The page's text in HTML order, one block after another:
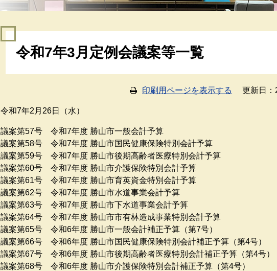
令和7年3月定例会議案等一覧
印刷用ページを表示する 更新日
令和7年2月26日（水）
議案第57号 令和7年度 勝山市一般会計予算
議案第58号 令和7年度 勝山市国民健康保険特別会計予算
議案第59号 令和7年度 勝山市後期高齢者医療特別会計予算
議案第60号 令和7年度 勝山市介護保険特別会計予算
議案第61号 令和7年度 勝山市育英資金特別会計予算
議案第62号 令和7年度 勝山市水道事業会計予算
議案第63号 令和7年度 勝山市下水道事業会計予算
議案第64号 令和7年度 勝山市市有林造成事業特別会計予算
議案第65号 令和6年度 勝山市一般会計補正予算（第7号）
議案第66号 令和6年度 勝山市国民健康保険特別会計補正予算（第4号）
議案第67号 令和6年度 勝山市後期高齢者医療特別会計補正予算（第4号）
議案第68号 令和6年度 勝山市介護保険特別会計補正予算（第4号）